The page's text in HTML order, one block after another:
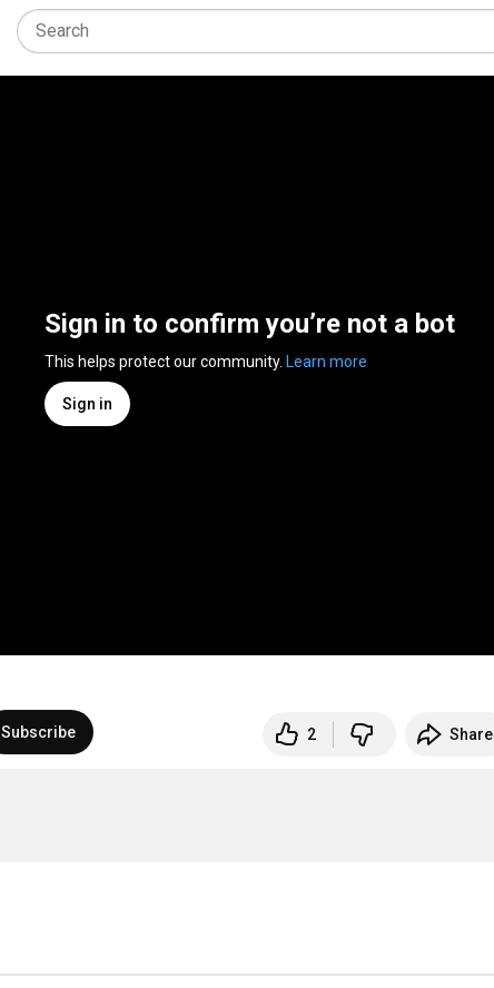
Sign in to confirm you’re not a bot
This helps protect our community. Learn more
Sign in
Subscribe 2 Share